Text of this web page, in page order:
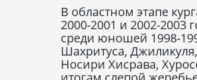
В областном этапе
2000-2001 и 2002-
среди юношей 1998-
Шахритуса,
Носири Хисрава,